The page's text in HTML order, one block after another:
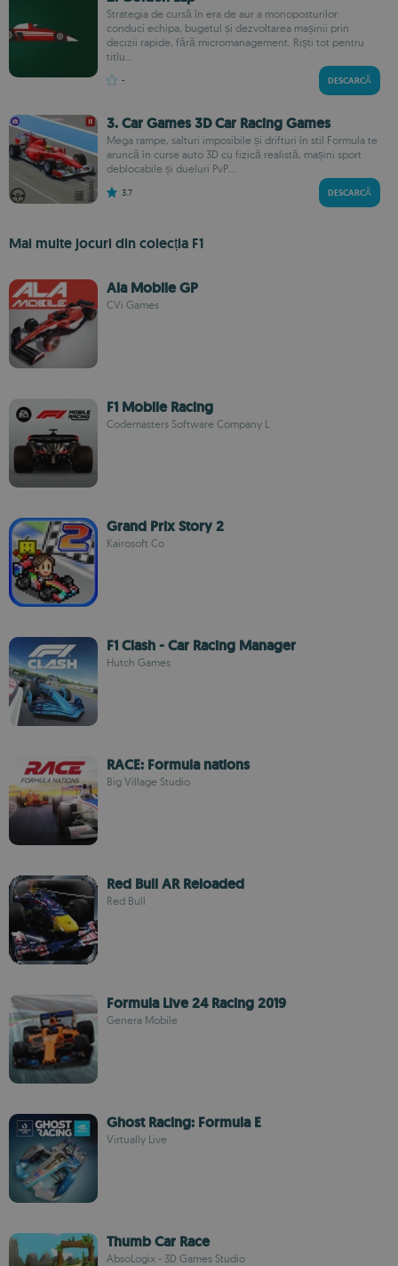
Strategia de cursă în era de aur a monoposturilor:
conduci echipa, bugetul și dezvoltarea mașinii prin
decizii rapide, fără micromanagement. Riști tot pentru
titlu...
- DESCARCĂ
3. Car Games 3D Car Racing Games
Mega rampe, salturi imposibile și drifturi în stil Formula te
aruncă în curse auto 3D cu fizică realistă, mașini sport
deblocabile și dueluri PvP...
3.7 DESCARCĂ
Mai multe jocuri din colecția F1
Ala Mobile GP
CVi Games
F1 Mobile Racing
Codemasters Software Company L
Grand Prix Story 2
Kairosoft Co
F1 Clash - Car Racing Manager
Hutch Games
RACE: Formula nations
Big Village Studio
Red Bull AR Reloaded
Red Bull
Formula Live 24 Racing 2019
Genera Mobile
Ghost Racing: Formula E
Virtually Live
Thumb Car Race
AbsoLogix - 3D Games Studio